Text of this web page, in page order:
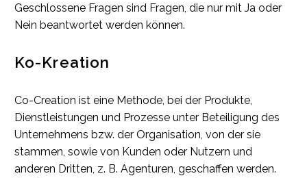
Geschlossene Fragen sind Fragen, die nur mit Ja oder
Nein beantwortet werden können.
Ko-Kreation
Co-Creation ist eine Methode, bei der Produkte,
Dienstleistungen und Prozesse unter Beteiligung des
Unternehmens bzw. der Organisation, von der sie
stammen, sowie von Kunden oder Nutzern und
anderen Dritten, z. B. Agenturen, geschaffen werden.